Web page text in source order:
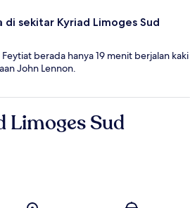
sekitar Kyriad Limoges Sud
berada hanya 19 menit berjalan kaki
John Lennon.
Limoges Sud